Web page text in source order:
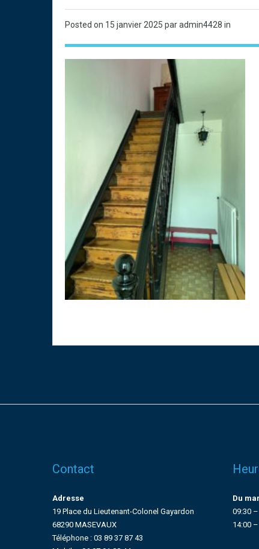
Posted on 15 janvier 2025 par admin4428 in
Contact
Adresse
19 Place du Lieutenant-Colonel Gayardon
68290 MASEVAUX
Téléphone : 03 89 37 87 43
Du
09:30
14:00